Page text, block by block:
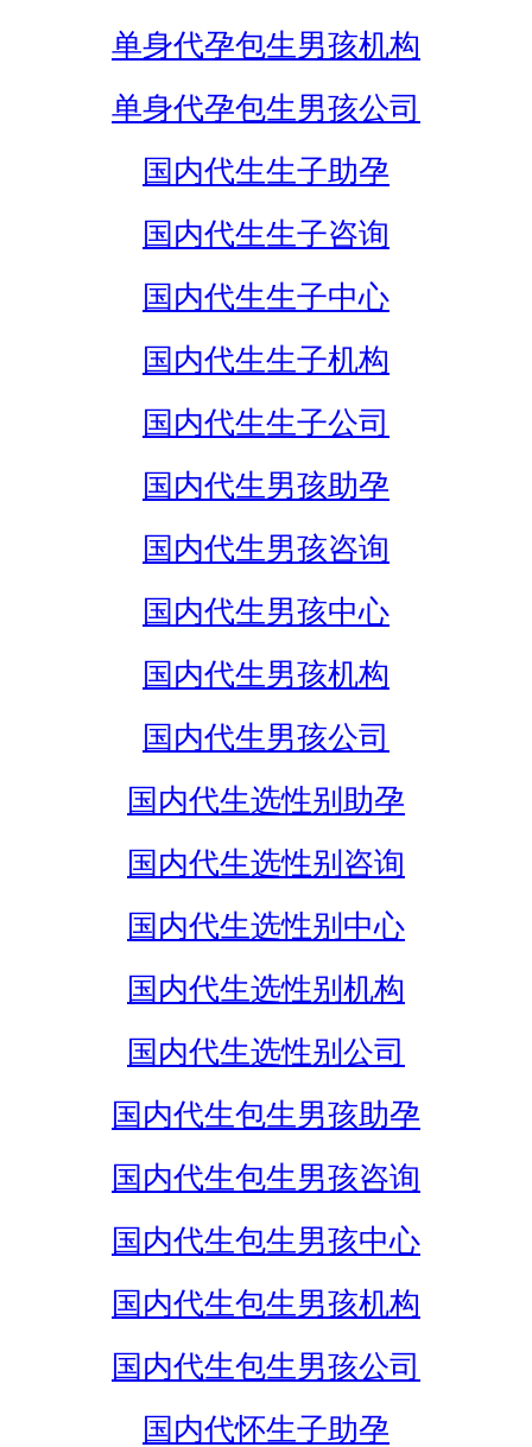
单身代孕包生男孩机构
单身代孕包生男孩公司
国内代生生子助孕
国内代生生子咨询
国内代生生子中心
国内代生生子机构
国内代生生子公司
国内代生男孩助孕
国内代生男孩咨询
国内代生男孩中心
国内代生男孩机构
国内代生男孩公司
国内代生选性别助孕
国内代生选性别咨询
国内代生选性别中心
国内代生选性别机构
国内代生选性别公司
国内代生包生男孩助孕
国内代生包生男孩咨询
国内代生包生男孩中心
国内代生包生男孩机构
国内代生包生男孩公司
国内代怀生子助孕